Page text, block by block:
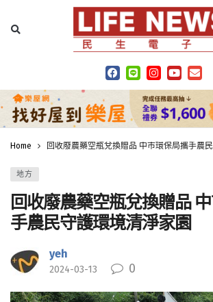
Home 回收廢農藥空瓶兌換贈品 中市環保局攜手農
地方
回收廢農藥空瓶兌換贈品
手農民守護環境清淨家園
yeh
2024-03-13 0